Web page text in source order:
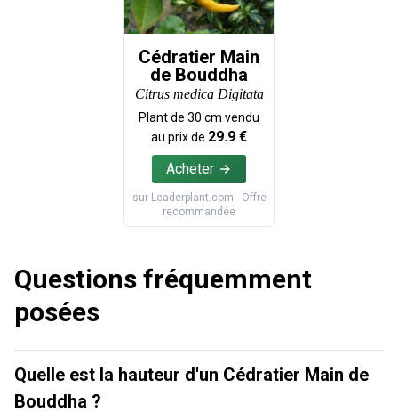
Cédratier Main
de Bouddha
Citrus medica Digitata
Plant de 30 cm vendu
au prix de 29.9 €
Acheter
sur Leaderplant.com - Offre
recommandée
Questions fréquemment
posées
Quelle est la hauteur d'un Cédratier Main de
Bouddha ?